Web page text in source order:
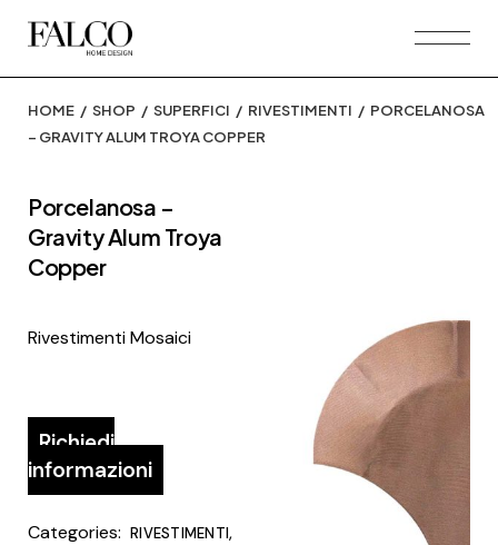
HOME SHOP SUPERFICI RIVESTIMENTI
PORCELANOSA
– GRAVITY ALUM TROYA COPPER
Porcelanosa –
Gravity Alum Troya
Copper
Rivestimenti Mosaici
Richiedi
informazioni
Categories: RIVESTIMENTI,